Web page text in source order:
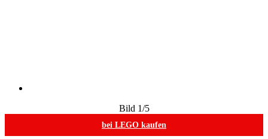
Bild 1/5
bei LEGO kaufen